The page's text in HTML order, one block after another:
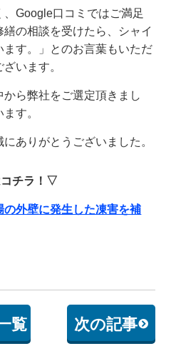
Google口コミではご満足
繕の相談を受けたら、シャイ
す。
」とのお言葉もいただ
います。
ら弊社をご選定頂きまし
す。
ありがとうございました。
チラ！▽
外壁に発生した凍害を補
覧 次の記事